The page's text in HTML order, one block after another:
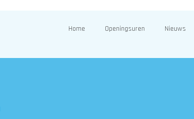
Home Openingsuren Nieuws